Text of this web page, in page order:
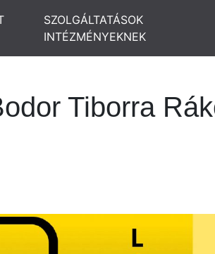
SZOLGÁLTATÁSOK
INTÉZMÉNYEKNEK
Tiborra